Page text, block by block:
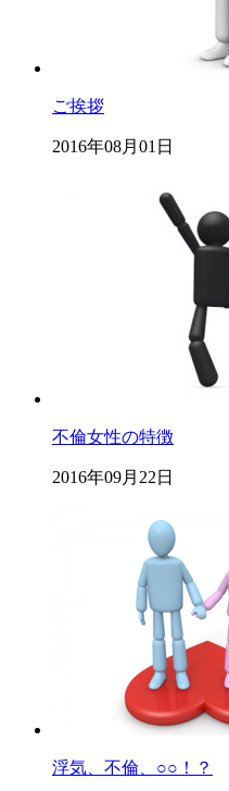
ご挨拶
2016年08月01日
不倫女性の特徴
2016年09月22日
浮気、不倫、○○！？